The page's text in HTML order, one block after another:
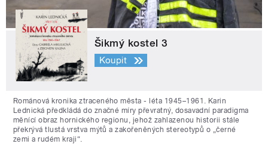
Šikmý kostel 3
Koupit
Románová kronika ztraceného města - léta 1945–1961. Karin
Lednická předkládá do značné míry převratný, dosavadní paradigma
měnící obraz hornického regionu, jehož zahlazenou historii stále
překrývá tlustá vrstva mýtů a zakořeněných stereotypů o „černé
zemi a rudém kraji“.